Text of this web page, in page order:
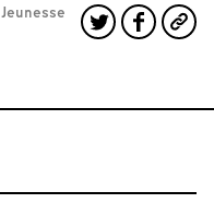
Jeunesse